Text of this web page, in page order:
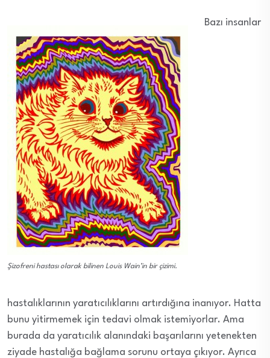
Şizofreni hastası olarak bilinen Louis Wain’in bir çizimi.
Bazı insanlar
hastalıklarının yaratıcılıklarını artırdığına inanıyor. Hatta
bunu yitirmemek için tedavi olmak istemiyorlar. Ama
burada da yaratıcılık alanındaki başarılarını yetenekten
ziyade hastalığa bağlama sorunu ortaya çıkıyor. Ayrıca